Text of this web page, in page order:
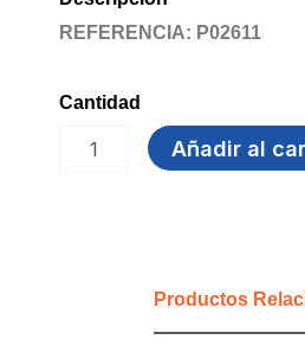
REFERENCIA: P02611
Cantidad
CORRECTOR
Añadir al
Productos